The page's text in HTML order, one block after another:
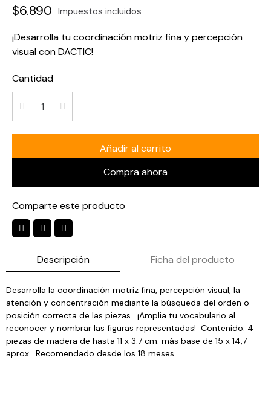
$6.890 Impuestos incluidos
¡Desarrolla tu coordinación motriz fina y percepción
visual con DACTIC!
Cantidad
Añadir al carrito
Compra ahora
Comparte este producto
Descripción Ficha del producto
Desarrolla la coordinación motriz fina, percepción visual, la
atención y concentración mediante la búsqueda del orden o
posición correcta de las piezas. ¡Amplia tu vocabulario al
reconocer y nombrar las figuras representadas! Contenido: 4
piezas de madera de hasta 11 x 3.7 cm. más base de 15 x 14,7
aprox. Recomendado desde los 18 meses.